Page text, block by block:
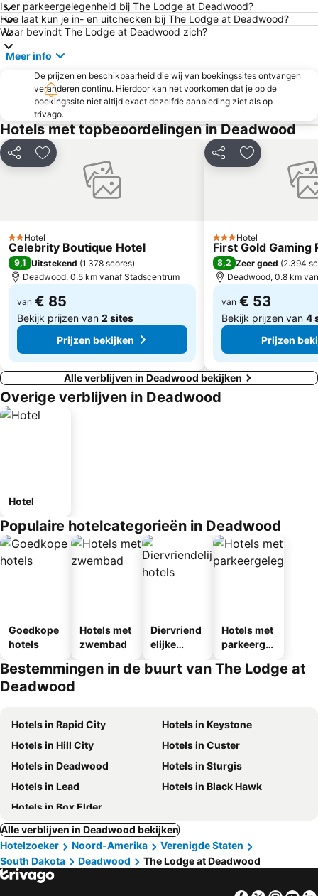
Is er parkeergelegenheid bij The Lodge at Deadwood?
Hoe laat kun je in- en uitchecken bij The Lodge at Deadwood?
Waar bevindt The Lodge at Deadwood zich?
Meer info
De prijzen en beschikbaarheid die wij van boekingssites ontvangen
veranderen continu. Hierdoor kan het voorkomen dat je op de
boekingssite niet altijd exact dezelfde aanbieding ziet als op
trivago.
Hotels met topbeoordelingen in Deadwood
Delen Toevoegen aan favorieten
2 Sterren
Hotel
Celebrity Boutique Hotel
9,1 Uitstekend (1.378 scores)
Deadwood, 0.5 km vanaf Stadscentrum
van € 85
Bekijk prijzen van 2 sites
Prijzen bekijken
Delen Toevoegen
3 Sterren
Hotel
First Gold Gaming
8,2 Zeer goed (2.394
Deadwood, 0.8 km
van € 53
Bekijk prijzen van 4
Prijzen
Alle verblijven in Deadwood bekijken
Overige verblijven in Deadwood
Hotel
Populaire hotelcategorieën in Deadwood
Goedkope
hotels
Hotels met
zwembad
Diervriend
elijke
Hotels met
parkeergel
Bestemmingen in de buurt van The Lodge at
Deadwood
Hotels in Rapid City
Hotels in Keystone
Hotels in Hill City
Hotels in Custer
Hotels in Deadwood
Hotels in Sturgis
Hotels in Lead
Hotels in Black Hawk
Hotels in Box Elder
Alle verblijven in Deadwood bekijken
Hotelzoeker
Noord-Amerika
Verenigde Staten
South Dakota
Deadwood The Lodge at Deadwood